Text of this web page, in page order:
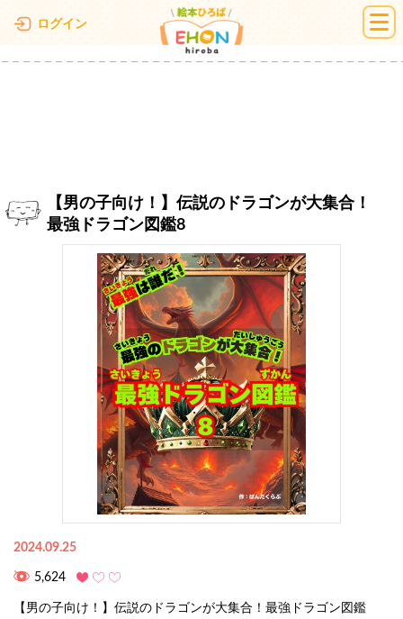
ログイン 絵本ひろば
【男の子向け！】伝説のドラゴンが大集合！
最強ドラゴン図鑑8
2024.09.25
5,624
【男の子向け！】伝説のドラゴンが大集合！最強ドラゴン図鑑